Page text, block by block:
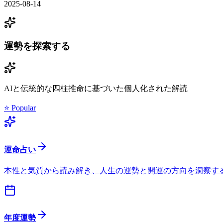
2025-08-14
運勢を探索する
AIと伝統的な四柱推命に基づいた個人化された解読
⭐ Popular
運命占い
本性と気質から読み解き、人生の運勢と開運の方向を洞察す
年度運勢